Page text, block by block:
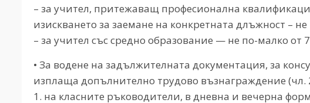
– за учител, притежаващ професионална
изискването за заемане на конкретната длъжност –
– за учител със средно образование — не по-малко от
• За водене на задължителната документация, за
изплаща допълнително трудово възнаграждение (чл.
1. на класните ръководители, в дневна и вечерна